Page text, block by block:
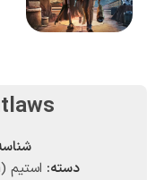
دسته: استیم (Steam)